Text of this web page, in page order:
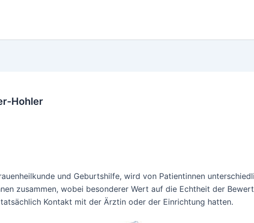
Hohler
und Geburtshilfe, wird von Patientinnen
zusammen, wobei besonderer Wert auf die Echtheit der
Kontakt mit der Ärztin oder der Einrichtung hatten.